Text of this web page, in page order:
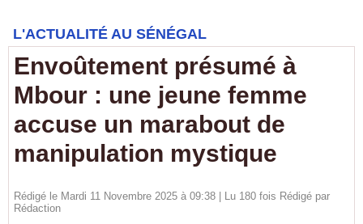
L'ACTUALITÉ AU SÉNÉGAL
Envoûtement présumé à
Mbour : une jeune femme
accuse un marabout de
manipulation mystique
Rédigé le Mardi 11 Novembre 2025 à 09:38 | Lu 180 fois Rédigé par
Rédaction